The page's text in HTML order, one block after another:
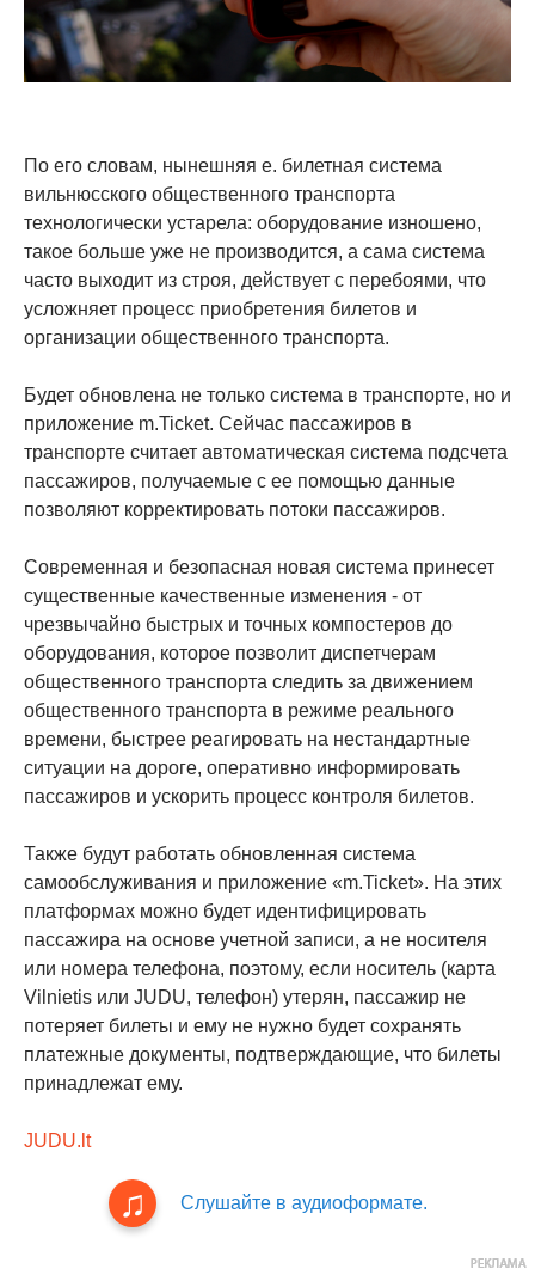
По его словам, нынешняя e. билетная система
вильнюсского общественного транспорта
технологически устарела: оборудование изношено,
такое больше уже не производится, а сама система
часто выходит из строя, действует с перебоями, что
усложняет процесс приобретения билетов и
организации общественного транспорта.
Будет обновлена не только система в транспорте, но и
приложение m.Ticket. Сейчас пассажиров в
транспорте считает автоматическая система подсчета
пассажиров, получаемые с ее помощью данные
позволяют корректировать потоки пассажиров.
Современная и безопасная новая система принесет
существенные качественные изменения - от
чрезвычайно быстрых и точных компостеров до
оборудования, которое позволит диспетчерам
общественного транспорта следить за движением
общественного транспорта в режиме реального
времени, быстрее реагировать на нестандартные
ситуации на дороге, оперативно информировать
пассажиров и ускорить процесс контроля билетов.
Также будут работать обновленная система
самообслуживания и приложение «m.Ticket». На этих
платформах можно будет идентифицировать
пассажира на основе учетной записи, а не носителя
или номера телефона, поэтому, если носитель (карта
Vilnietis или JUDU, телефон) утерян, пассажир не
потеряет билеты и ему не нужно будет сохранять
платежные документы, подтверждающие, что билеты
принадлежат ему.
JUDU.lt
Слушайте в аудиоформате.